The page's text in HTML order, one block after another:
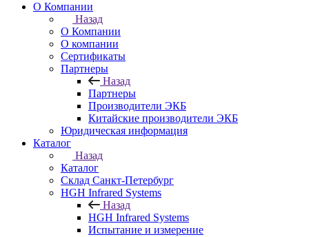
О Компании
Назад
О Компании
О компании
Сертификаты
Партнеры
Назад
Партнеры
Производители ЭКБ
Китайские производители ЭКБ
Юридическая информация
Каталог
Назад
Каталог
Cклад Санкт-Петербург
HGH Infrared Systems
Назад
HGH Infrared Systems
Испытание и измерение